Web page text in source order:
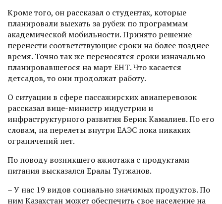
Кроме того, он рассказал о студентах, которые
планировали выехать за рубеж по программам
академической мобильности. Принято решение
перенести соответствующие сроки на более позднее
время. Точно так же переносятся сроки изначально
планировавшегося на март ЕНТ. Что касается
детсадов, то они продолжат работу.
О ситуации в сфере пассажирских авиаперевозок
рассказал вице-министр индустрии и
инфраструктурного развития Берик Камалиев. По его
словам, на перелеты внутри ЕАЭС пока никаких
ограничений нет.
По поводу возникшего ажио­тажа с продуктами
питания высказался Ералы Тугжанов.
– У нас 19 видов социально значимых продуктов. По
ним Казахстан может обеспечить свое население на